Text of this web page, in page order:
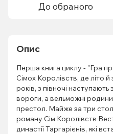
До обраного
Опис
Перша книга циклу - "Гра
Сімох Королівств, де літо й
років, з півночі
вороги, а вельможні
престол. Майже за три
роману Сім Королівств
династії Таргарієнів, які